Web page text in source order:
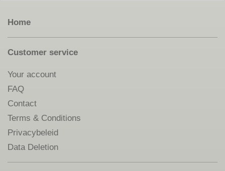
Home
Customer service
Your account
FAQ
Contact
Terms & Conditions
Privacybeleid
Data Deletion